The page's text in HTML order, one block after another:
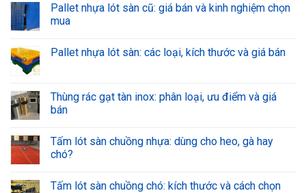
Pallet nhựa lót sàn cũ: giá bán và kinh nghiệm chọn
mua
Pallet nhựa lót sàn: các loại, kích thước và giá bán
Thùng rác gạt tàn inox: phân loại, ưu điểm và giá
bán
Tấm lót sàn chuồng nhựa: dùng cho heo, gà hay
chó?
Tấm lót sàn chuồng chó: kích thước và cách chọn